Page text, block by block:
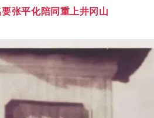
张平化陪同重上井冈山